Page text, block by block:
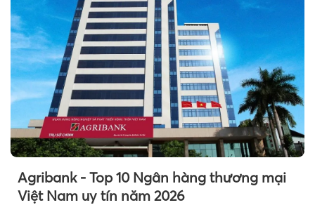
Agribank - Top 10 Ngân hàng thương mại
Việt Nam uy tín năm 2026